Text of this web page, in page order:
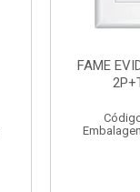
FAME